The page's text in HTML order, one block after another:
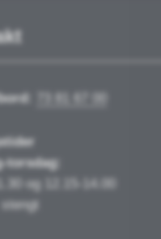
torsdag:
og 12.15-14.00
stengt